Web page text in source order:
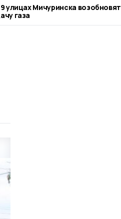
улицах Мичуринска возобновят
газа